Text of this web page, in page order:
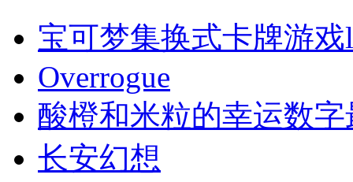
宝可梦集换式卡牌游戏
Overrogue
酸橙和米粒的幸运数
长安幻想